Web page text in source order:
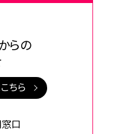
らの
ちら
口